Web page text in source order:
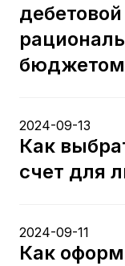
бюджетом
2024-09-13
Как
счет для
2024-09-11
Как